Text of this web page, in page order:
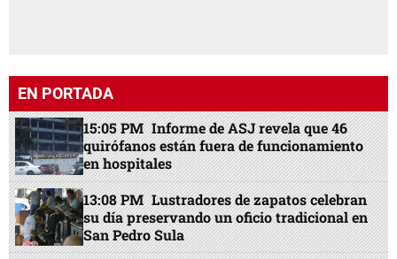
EN PORTADA
15:05 PM Informe de ASJ revela que 46
quirófanos están fuera de funcionamiento
en hospitales
13:08 PM Lustradores de zapatos celebran
su día preservando un oficio tradicional en
San Pedro Sula